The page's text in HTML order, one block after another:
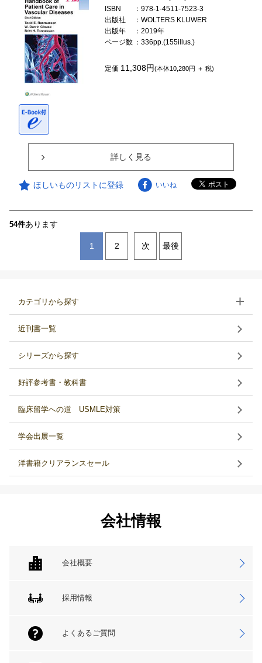
ISBN
：978-1-4511-7523-3
出版社
：WOLTERS KLUWER
出版年
：2019年
ページ数 ：336pp.(155illus.)
定価 11,308円(本体10,280円 ＋ 税)
詳しく見る
ほしいものリストに登録 いいね
54件あります
1 2 次 最後
カテゴリから探す
近刊書一覧
シリーズから探す
好評参考書・教科書
臨床留学への道 USMLE対策
学会出展一覧
洋書籍クリアランスセール
会社情報
会社概要
採用情報
よくあるご質問